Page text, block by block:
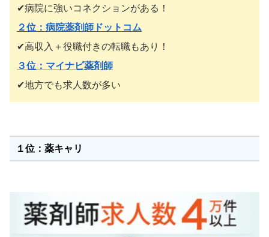
✔︎病院に強いコネクションがある！
２位：病院薬剤師ドットコム
✔︎高収入＋役職付きの転職もあり！
３位：マイナビ薬剤師
✔︎地方でも求人数が多い
１位：薬キャリ